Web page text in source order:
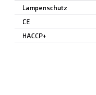
Lampenschutz
CE
HACCP+